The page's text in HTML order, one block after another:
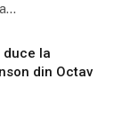
duce la
din Octav